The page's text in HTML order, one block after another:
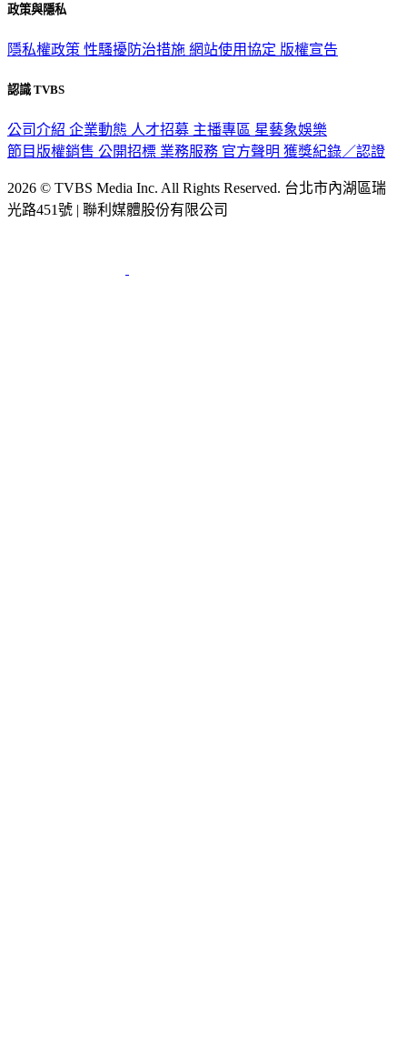
政策與隱私
隱私權政策 性騷擾防治措施 網站使用協定 版權宣告
認識 TVBS
公司介紹 企業動態 人才招募 主播專區 星藝象娛樂
節目版權銷售 公開招標 業務服務 官方聲明 獲獎紀錄／認證
2026 © TVBS Media Inc. All Rights Reserved. 台北市內湖區瑞
光路451號 | 聯利媒體股份有限公司